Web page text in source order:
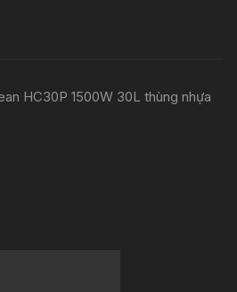
HC30P 1500W 30L thùng nhựa